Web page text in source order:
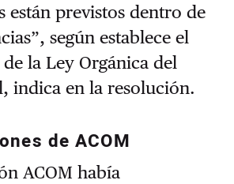
están previstos dentro de
según establece el
la Ley Orgánica del
indica en la resolución.
de ACOM
ACOM había